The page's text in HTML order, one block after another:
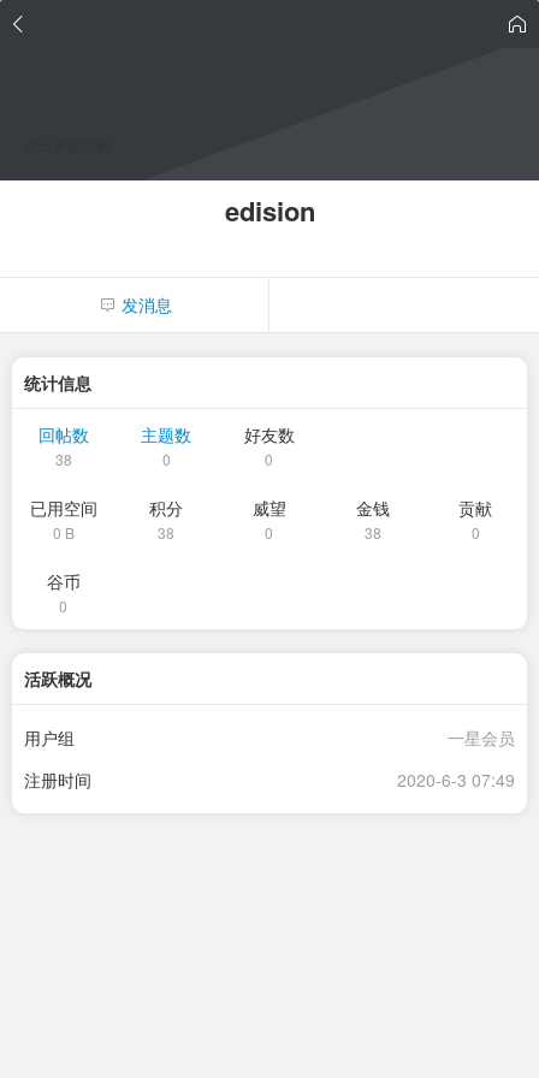
edision
发消息
统计信息
回帖数
38
主题数
0
好友数
0
已用空间
0 B
积分
38
威望
0
金钱
38
贡献
0
谷币
0
活跃概况
用户组
一星会员
注册时间
2020-6-3 07:49